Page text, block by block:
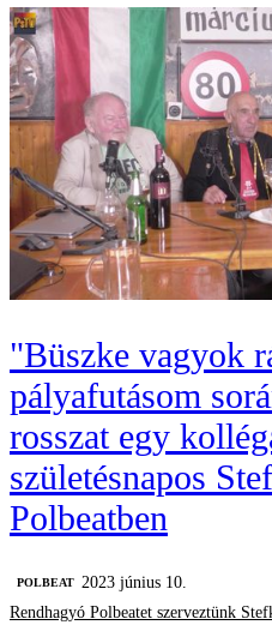
"Büszke vagyok
pályafutásom
rosszat egy
születésnapos
Polbeatben
‎POLBEAT
2023 június 10.
Rendhagyó Polbeatet szerveztünk